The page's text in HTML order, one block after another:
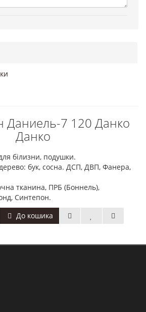
Даниель-7 120 Данко
Данко
білизни, подушки.
бук, сосна. ДСП, ДВП, Фанера,
тканина, ПРБ (Боннель),
Синтепон.
До кошика